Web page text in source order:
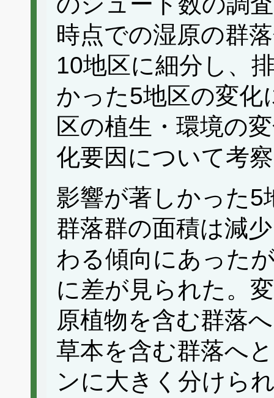
時点での湿原の群
10地区に細分し、
かった5地区の変化
区の植生・環境の
化要因について考
影響が著しかった5
群落群の面積は減
わる傾向にあった
に差が見られた。
原植物を含む群落
草本を含む群落へ
ンに大きく分けら